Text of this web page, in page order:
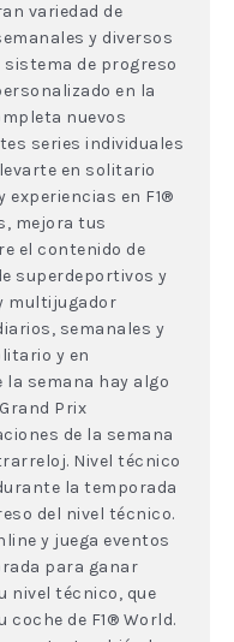
variedad de
y diversos
de progreso
en la
nuevos
series individuales
en solitario
en F1®
mejora tus
el contenido de
superdeportivos y
multijugador
semanales y
y en
la semana hay algo
Prix
de la semana
Nivel técnico
la temporada
del nivel técnico.
y juega eventos
para ganar
nivel técnico, que
de F1® World.